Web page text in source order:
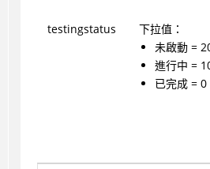
testingstatus
下拉值：
未啟動 =
進行中 =
已完成 = 0